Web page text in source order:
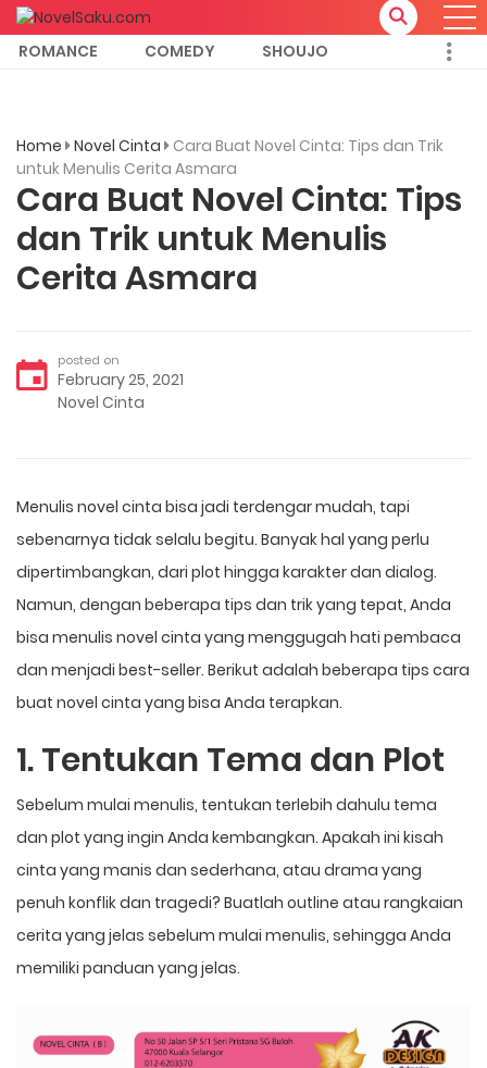
ROMANCE COMEDY SHOUJO
Home Novel Cinta
Cara Buat Novel Cinta: Tips dan Trik
untuk Menulis Cerita Asmara
Cara Buat Novel Cinta: Tips
dan Trik untuk Menulis
Cerita Asmara
posted on
February 25, 2021
Novel Cinta
Menulis novel cinta bisa jadi terdengar mudah, tapi
sebenarnya tidak selalu begitu. Banyak hal yang perlu
dipertimbangkan, dari plot hingga karakter dan dialog.
Namun, dengan beberapa tips dan trik yang tepat, Anda
bisa menulis novel cinta yang menggugah hati pembaca
dan menjadi best-seller. Berikut adalah beberapa tips cara
buat novel cinta yang bisa Anda terapkan.
1. Tentukan Tema dan Plot
Sebelum mulai menulis, tentukan terlebih dahulu tema
dan plot yang ingin Anda kembangkan. Apakah ini kisah
cinta yang manis dan sederhana, atau drama yang
penuh konflik dan tragedi? Buatlah outline atau rangkaian
cerita yang jelas sebelum mulai menulis, sehingga Anda
memiliki panduan yang jelas.